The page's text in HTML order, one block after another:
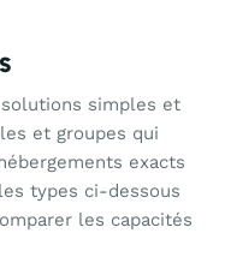
simples et
et groupes qui
exacts
types ci-dessous
les capacités